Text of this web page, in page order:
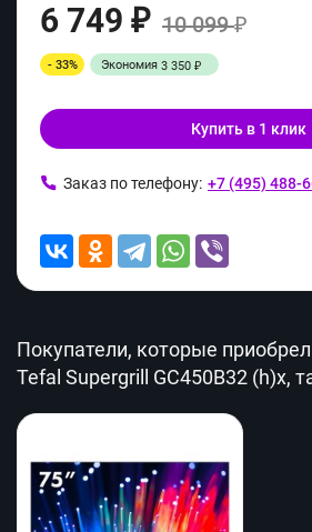
6 749 ₽ 10 099₽
- 33% Экономия 3 350 ₽
Купить в 1 клик
Заказ по телефону: +7 (495) 488-
Покупатели, которые
Tefal Supergrill GC450B32 (h)x,